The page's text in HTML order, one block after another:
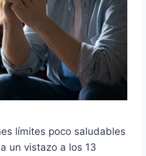
límites poco saludables
un vistazo a los 13